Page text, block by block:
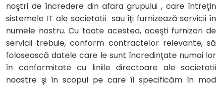
noştri de încredere din afara grupului , care întreţin
sistemele IT ale societatii sau îţi furnizează servicii în
numele nostru. Cu toate acestea, aceşti furnizori de
servicii trebuie, conform contractelor relevante, să
folosească datele care le sunt încredinţate numai lor
în conformitate cu liniile directoare ale societatii
noastre şi în scopul pe care îl specificăm în mod